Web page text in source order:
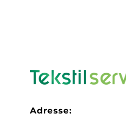
Adresse: